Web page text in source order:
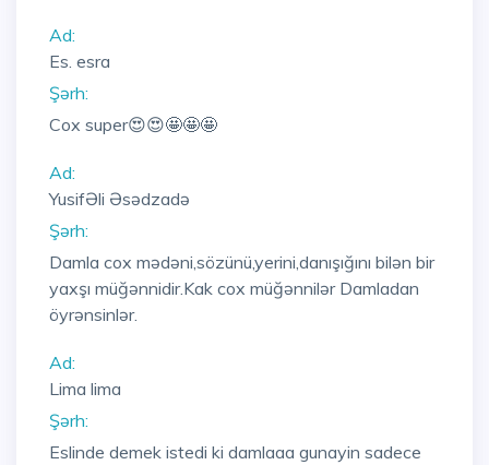
Ad:
Es. esra
Şərh:
Cox super😍😍🤩🤩🤩
Ad:
YusifƏli Əsədzadə
Şərh:
Damla cox mədəni,sözünü,yerini,danışığını bilən bir
yaxşı müğənnidir.Kak cox müğənnilər Damladan
öyrənsinlər.
Ad:
Lima lima
Şərh:
Eslinde demek istedi ki damlaaa gunayin sadece